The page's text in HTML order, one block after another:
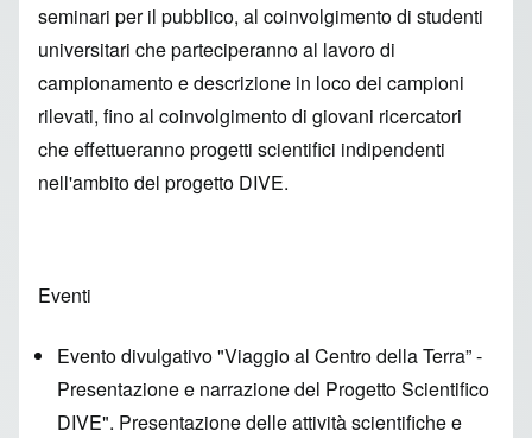
seminari per il pubblico, al coinvolgimento di studenti
universitari che parteciperanno al lavoro di
campionamento e descrizione in loco dei campioni
rilevati, fino al coinvolgimento di giovani ricercatori
che effettueranno progetti scientifici indipendenti
nell'ambito del progetto DIVE.
Eventi
Evento divulgativo "Viaggio al Centro della Terra” -
Presentazione e narrazione del Progetto Scientifico
DIVE". Presentazione delle attività scientifiche e